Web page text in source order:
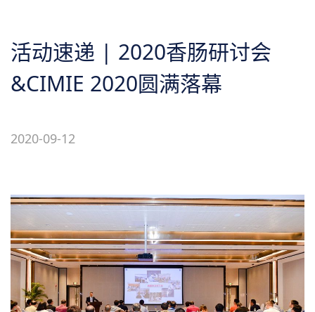
关于我们
活动速递 | 2020香肠研讨会
&CIMIE 2020圆满落幕
2020-09-12